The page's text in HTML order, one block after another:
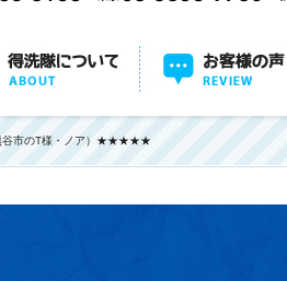
熊谷市のT様・ノア）★★★★★